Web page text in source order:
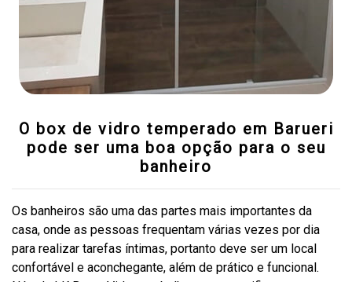
O box de vidro temperado em Barueri
pode ser uma boa opção para o seu
banheiro
Os banheiros são uma das partes mais importantes da
casa, onde as pessoas frequentam várias vezes por dia
para realizar tarefas íntimas, portanto deve ser um local
confortável e aconchegante, além de prático e funcional.